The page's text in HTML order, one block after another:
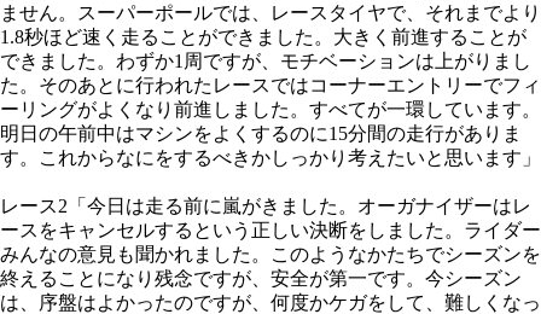
ません。スーパーポールでは、レースタイヤで、それまでより
1.8秒ほど速く走ることができました。大きく前進することが
できました。わずか1周ですが、モチベーションは上がりまし
た。そのあとに行われたレースではコーナーエントリーでフィ
ーリングがよくなり前進しました。すべてが一環しています。
明日の午前中はマシンをよくするのに15分間の走行がありま
す。これからなにをするべきかしっかり考えたいと思います」
レース2「今日は走る前に嵐がきました。オーガナイザーはレ
ースをキャンセルするという正しい決断をしました。ライダー
みんなの意見も聞かれました。このようなかたちでシーズンを
終えることになり残念ですが、安全が第一です。今シーズン
は、序盤はよかったのですが、何度かケガをして、難しくなっ